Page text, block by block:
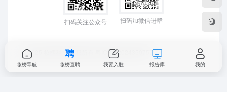
扫码关注公众号 扫码加微信进群
©2025 妆榜科技 版权所有 粤ICP备2024350757
妆榜导航 妆榜直聘 我要入驻 报告库 我的